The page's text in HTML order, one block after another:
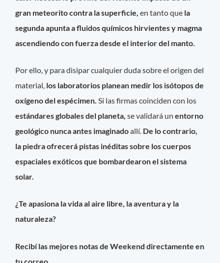
gran meteorito contra la superficie,en tanto que la
segunda apunta a fluidos químicos hirvientes y magma
ascendiendo con fuerza desde el interior del manto.
Por ello, y para disipar cualquier duda sobre el origen del
material, los laboratorios planean medir los isótopos de
oxígeno del espécimen. Si las firmas coinciden con los
estándares globales del planeta, se validará unentorno
geológico nunca antes imaginadoallí. De lo contrario,
la piedra ofrecerá pistas inéditas sobre los cuerpos
espaciales exóticos que bombardearon el sistema
solar.
¿Te apasiona la vida al aire libre, la aventura y la
naturaleza?
Recibí las mejores notas de Weekend directamente en
tu correo.